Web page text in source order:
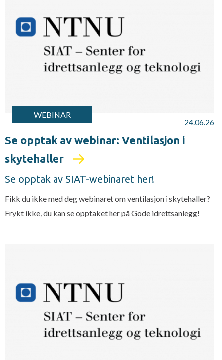
WEBINAR
24.06.26
Se opptak av webinar: Ventilasjon i
skytehaller
Se opptak av SIAT-webinaret her!
Fikk du ikke med deg webinaret om ventilasjon i skytehaller?
Frykt ikke, du kan se opptaket her på Gode idrettsanlegg!